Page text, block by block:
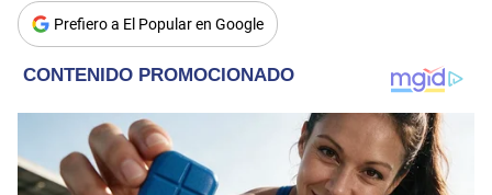
Prefiero a El Popular en Google